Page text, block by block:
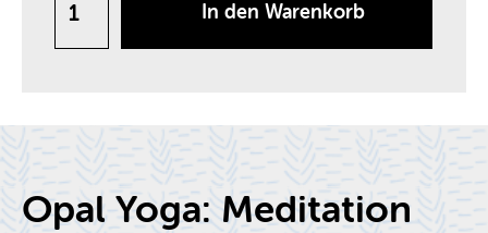
In den Warenkorb
Opal Yoga: Meditation